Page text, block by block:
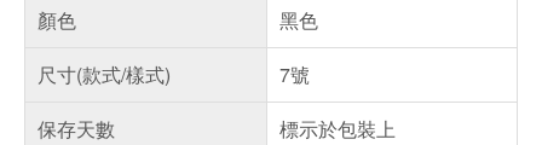
顏色
黑色
尺寸(款式/樣式)
7號
保存天數
標示於包裝上